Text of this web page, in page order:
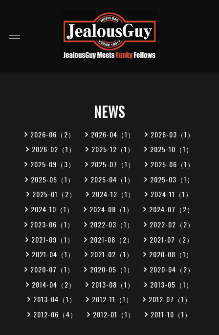
NEWS
2026-06（2） 2026-04（1）
2026-03（1）
2026-02（1）
2025-12（1）
2025-10（1）
2025-09（3）
2025-07（1）
2025-06（1）
2025-05（1）
2025-04（1）
2025-03（1）
2025-01（2）
2024-12（1）
2024-11（1）
2024-10（1）
2024-08（1）
2024-07（2）
2023-06（1）
2022-03（1）
2022-02（2）
2021-09（1）
2021-08（2）
2021-07（2）
2021-04（1）
2021-02（1）
2020-08（1）
2020-07（1）
2020-05（1）
2020-04（2）
2014-04（2）
2013-08（1）
2013-05（1）
2013-04（1）
2012-11（1）
2012-07（1）
2012-06（4）
2012-01（1） 2011-10（1）